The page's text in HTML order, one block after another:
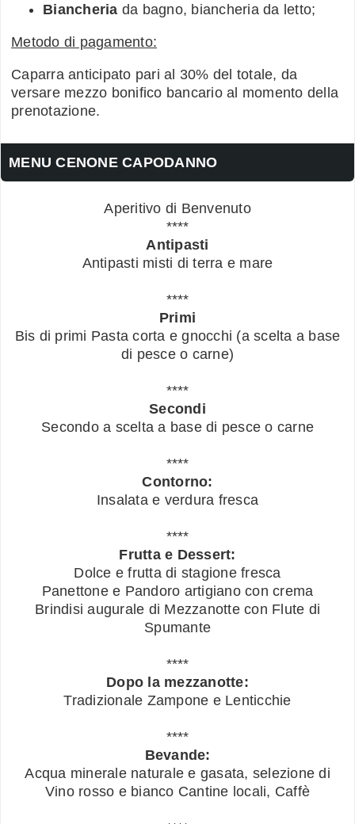
Biancheria da bagno, biancheria da letto;
Metodo di pagamento:
Caparra anticipato pari al 30% del totale, da
versare mezzo bonifico bancario al momento della
prenotazione.
MENU CENONE CAPODANNO
Aperitivo di Benvenuto
****
Antipasti
Antipasti misti di terra e mare
****
Primi
Bis di primi Pasta corta e gnocchi (a scelta a base
di pesce o carne)
****
Secondi
Secondo a scelta a base di pesce o carne
****
Contorno:
Insalata e verdura fresca
****
Frutta e Dessert:
Dolce e frutta di stagione fresca
Panettone e Pandoro artigiano con crema
Brindisi augurale di Mezzanotte con Flute di
Spumante
****
Dopo la mezzanotte:
Tradizionale Zampone e Lenticchie
****
Bevande:
Acqua minerale naturale e gasata, selezione di
Vino rosso e bianco Cantine locali, Caffè